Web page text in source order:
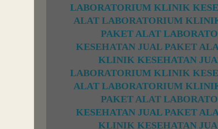
LABORATORIUM KLINIK
ALAT LABORATORIUM
PAKET ALAT
KESEHATAN JUAL PAKET
KLINIK KESEHATAN
LABORATORIUM KLINIK
ALAT LABORATORIUM
PAKET ALAT
KESEHATAN JUAL PAKET
KLINIK KESEHATAN